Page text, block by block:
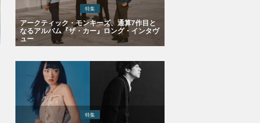
特集
アークティック・モンキーズ、通算7作目と
なるアルバム『ザ・カー』ロング・インタヴ
ュー
特集